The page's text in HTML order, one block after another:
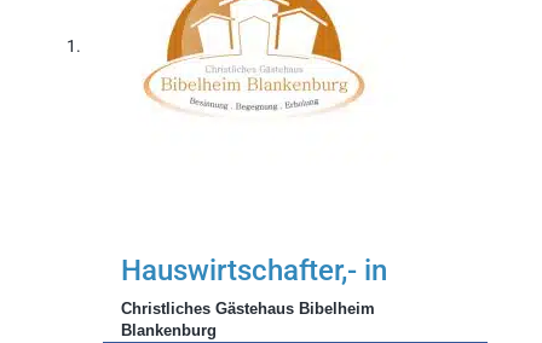
Hauswirtschafter,- in
Christliches Gästehaus Bibelheim
Blankenburg